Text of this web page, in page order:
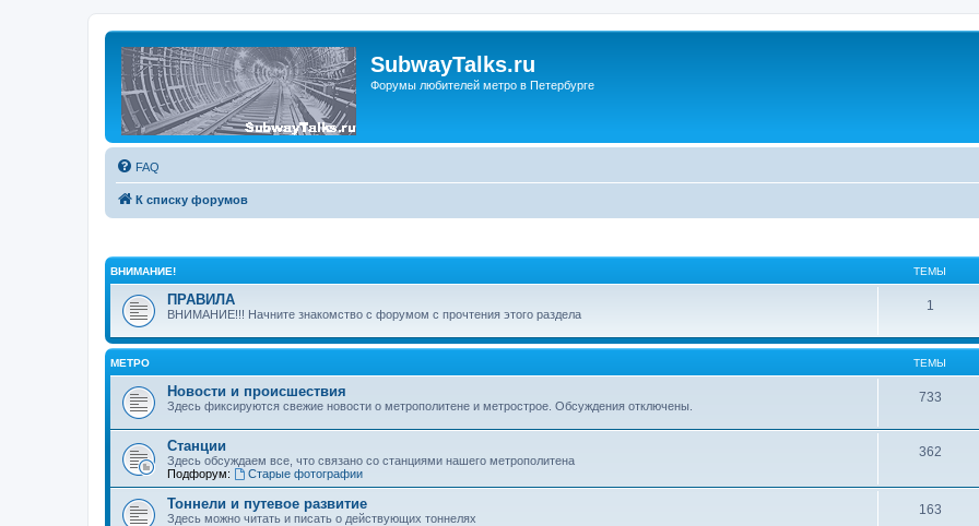
SubwayTalks.ru
Форумы любителей метро в Петербурге
FAQ
К списку форумов
ВНИМАНИЕ! ТЕМЫ
ПРАВИЛА
ВНИМАНИЕ!!! Начните знакомство с форумом с прочтения этого раздела
1
МЕТРО ТЕМЫ
Новости и происшествия
Здесь фиксируются свежие новости о метрополитене и метрострое. Обсуждения отключены.
733
Станции
Здесь обсуждаем все, что связано со станциями нашего метрополитена
Подфорум:
Старые фотографии
362
Тоннели и путевое развитие
Здесь можно читать и писать о действующих тоннелях
163